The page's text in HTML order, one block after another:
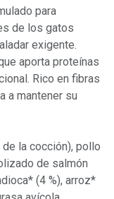
para
de los gatos
exigente.
aporta proteínas
Rico en fibras
a mantener su
la cocción), pollo
de salmón
(4 %), arroz*